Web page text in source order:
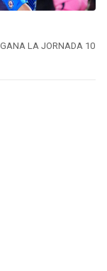
GANA LA JORNADA 10